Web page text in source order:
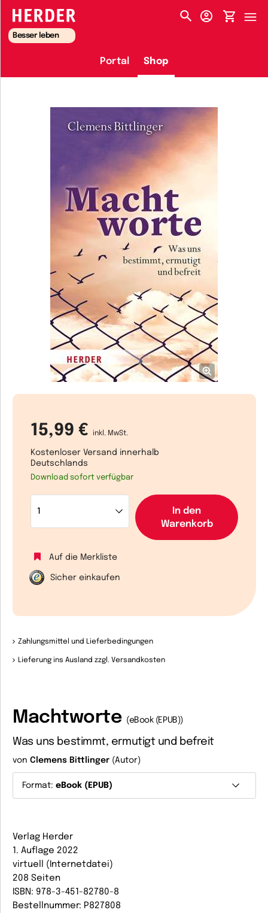
HERDER-MENÜ
Besser leben
Portal Shop
15,99 € inkl. MwSt.
Kostenloser Versand innerhalb
Deutschlands
Download sofort verfügbar
In den
Warenkorb
Auf die Merkliste
Sicher einkaufen
Zahlungsmittel und Lieferbedingungen
Lieferung ins Ausland zzgl. Versandkosten
Machtworte (eBook (EPUB))
Was uns bestimmt, ermutigt und befreit
von Clemens Bittlinger (Autor)
Format: eBook (EPUB)
Verlag Herder
1. Auflage 2022
virtuell (Internetdatei)
208 Seiten
ISBN: 978-3-451-82780-8
Bestellnummer: P827808